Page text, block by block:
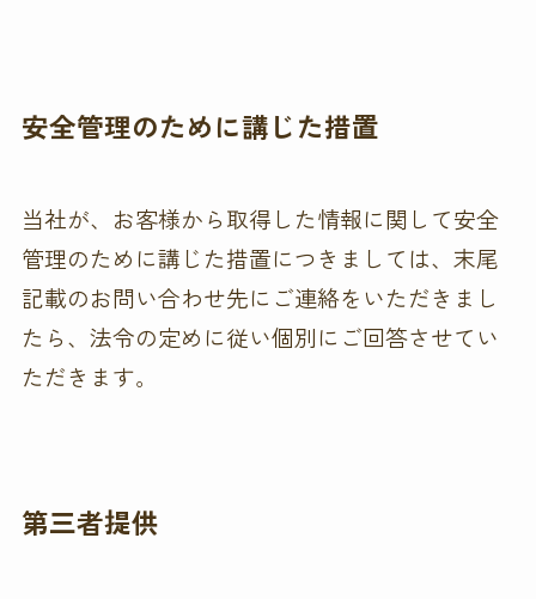
安全管理のために講じた措置
当社が、お客様から取得した情報に関して安全
管理のために講じた措置につきましては、末尾
記載のお問い合わせ先にご連絡をいただきまし
たら、法令の定めに従い個別にご回答させてい
ただきます。
第三者提供